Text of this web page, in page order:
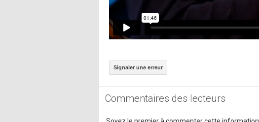
Signaler une erreur
Commentaires des lecteurs